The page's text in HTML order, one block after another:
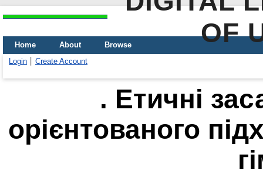
OF
Home About
Browse
Login
Create Account
. Етичні
орієнтованого